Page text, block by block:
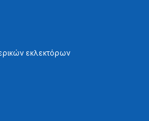
εκλεκτόρων